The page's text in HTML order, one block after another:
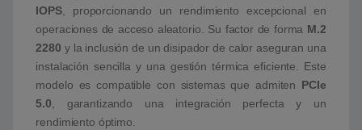
IOPS, proporcionando un rendimiento excepcional en
operaciones de acceso aleatorio. Su factor de forma M.2
2280 y la inclusión de un disipador de calor aseguran una
instalación sencilla y una gestión térmica eficiente. Este
modelo es compatible con sistemas que admiten PCIe
5.0, garantizando una integración perfecta y un
rendimiento óptimo.